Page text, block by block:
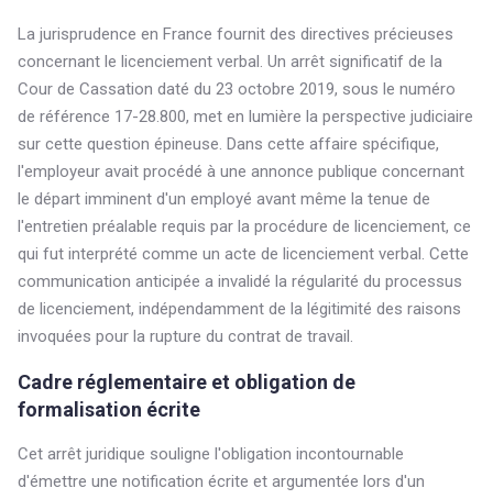
La jurisprudence en France fournit des directives précieuses
concernant le licenciement verbal. Un arrêt significatif de la
Cour de Cassation daté du 23 octobre 2019, sous le numéro
de référence 17-28.800, met en lumière la perspective judiciaire
sur cette question épineuse. Dans cette affaire spécifique,
l'employeur avait procédé à une annonce publique concernant
le départ imminent d'un employé avant même la tenue de
l'entretien préalable requis par la procédure de licenciement, ce
qui fut interprété comme un acte de licenciement verbal. Cette
communication anticipée a invalidé la régularité du processus
de licenciement, indépendamment de la légitimité des raisons
invoquées pour la rupture du contrat de travail.
Cadre réglementaire et obligation de
formalisation écrite
Cet arrêt juridique souligne l'obligation incontournable
d'émettre une notification écrite et argumentée lors d'un